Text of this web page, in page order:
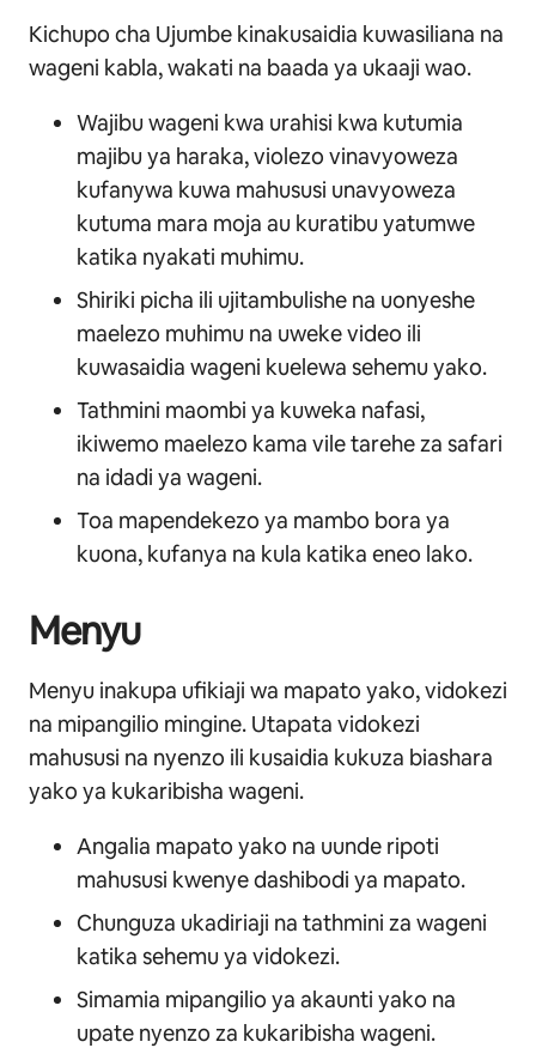
Kichupo cha Ujumbe kinakusaidia kuwasiliana na
wageni kabla, wakati na baada ya ukaaji wao.
Wajibu wageni kwa urahisi kwa kutumia
majibu ya haraka, violezo vinavyoweza
kufanywa kuwa mahususi unavyoweza
kutuma mara moja au kuratibu yatumwe
katika nyakati muhimu.
Shiriki picha ili ujitambulishe na uonyeshe
maelezo muhimu na uweke video ili
kuwasaidia wageni kuelewa sehemu yako.
Tathmini maombi ya kuweka nafasi,
ikiwemo maelezo kama vile tarehe za safari
na idadi ya wageni.
Toa mapendekezo ya mambo bora ya
kuona, kufanya na kula katika eneo lako.
Menyu
Menyu inakupa ufikiaji wa mapato yako, vidokezi
na mipangilio mingine. Utapata vidokezi
mahususi na nyenzo ili kusaidia kukuza biashara
yako ya kukaribisha wageni.
Angalia mapato yako na uunde ripoti
mahususi kwenye dashibodi ya mapato.
Chunguza ukadiriaji na tathmini za wageni
katika sehemu ya vidokezi.
Simamia mipangilio ya akaunti yako na
upate nyenzo za kukaribisha wageni.